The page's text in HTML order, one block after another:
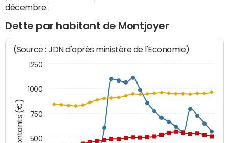
décembre.
Dette par habitant de Montjoyer
Montants (€)
(Source : JDN d'après ministère de l'Economie)
500
750
1000
1250